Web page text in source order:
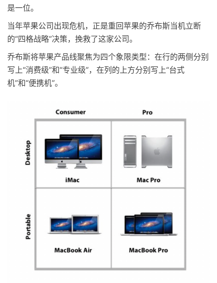
是一位。
当年苹果公司出现危机，正是重回苹果的乔布斯当机立断
的“四格战略”决策，挽救了这家公司。
乔布斯将苹果产品线聚焦为四个象限类型：在行的两侧分别
写上“消费级”和“专业级”，在列的上方分别写上“台式
机”和“便携机”。